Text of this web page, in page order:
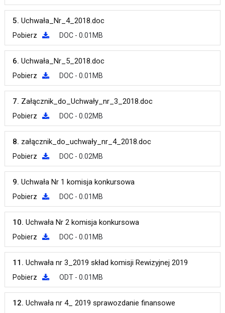
5. Uchwała_Nr_4_2018.doc
Pobierz DOC - 0.01MB
6. Uchwała_Nr_5_2018.doc
Pobierz DOC - 0.01MB
7. Załącznik_do_Uchwały_nr_3_2018.doc
Pobierz DOC - 0.02MB
8. załącznik_do_uchwały_nr_4_2018.doc
Pobierz DOC - 0.02MB
9. Uchwała Nr 1 komisja konkursowa
Pobierz DOC - 0.01MB
10. Uchwała Nr 2 komisja konkursowa
Pobierz DOC - 0.01MB
11. Uchwała nr 3_2019 skład komisji Rewizyjnej 2019
Pobierz ODT - 0.01MB
12. Uchwała nr 4_ 2019 sprawozdanie finansowe